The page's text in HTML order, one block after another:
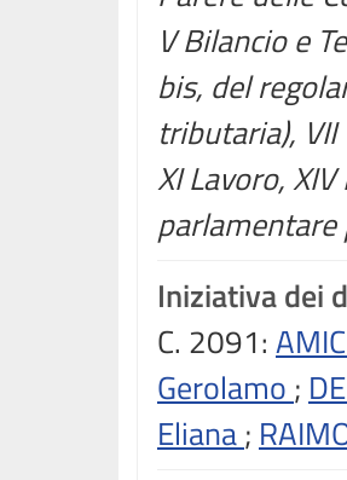
V Bilancio e
bis, del
tributaria),
XI Lavoro,
Iniziativa dei
C. 2091:
Gerolamo ;
Eliana;